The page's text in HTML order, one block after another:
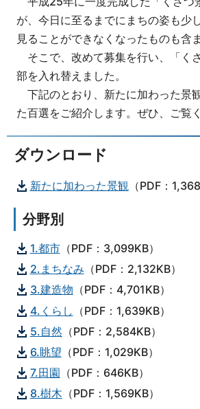
が、今日に至るまでにまちの姿も少
見ることができなくなったものも含
そこで、改めて募集を行い、「く
部を入れ替えました。
下記のとおり、新たに加わった景
た百選をご紹介します。ぜひ、ご覧
ダウンロード
新たに加わった景観（PDF：
分野別
1.都市（PDF：3,099KB）
2.まちなみ （PDF：2,132KB）
3.建造物 （PDF：4,701KB）
4.くらし （PDF：1,639KB）
5.自然 （PDF：2,584KB）
6.眺望 （PDF：1,029KB）
7.田園 （PDF：646KB）
8.樹木 （PDF：1,569KB）